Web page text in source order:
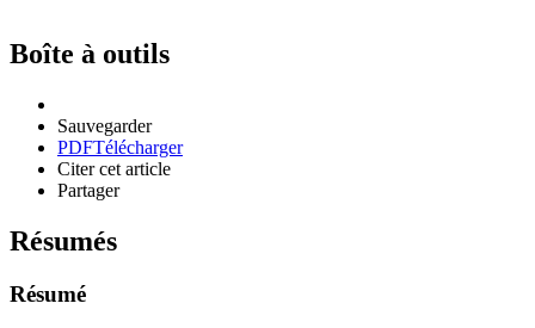
Boîte à outils
Sauvegarder
PDFTélécharger
Citer cet article
Partager
Résumés
Résumé